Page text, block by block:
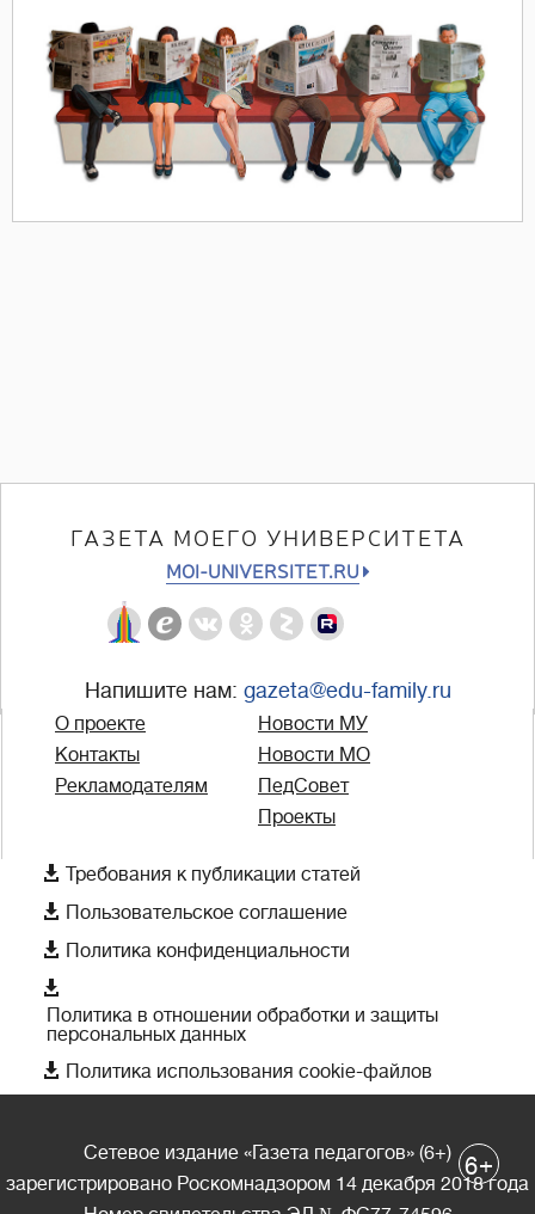
ГАЗЕТА МОЕГО УНИВЕРСИТЕТА
MOI-UNIVERSITET.RU
Напишите нам: gazeta@edu-family.ru
О проекте
Контакты
Рекламодателям
Новости МУ
Новости МО
ПедСовет
Проекты
 Требования к публикации статей
 Пользовательское соглашение
 Политика конфиденциальности

Политика в отношении обработки и защиты
персональных данных
 Политика использования cookie-файлов
Сетевое издание «Газета педагогов» (6+)
зарегистрировано Роскомнадзором 14 декабря 2018 года
6+